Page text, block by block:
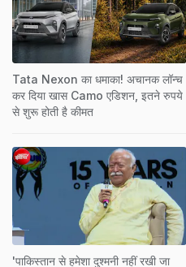
Tata Nexon का धमाका! अचानक लॉन्च
कर दिया खास Camo एडिशन, इतने रुपये
से शुरू होती है कीमत
'पाकिस्तान से हमेशा दुश्मनी नहीं रखी जा